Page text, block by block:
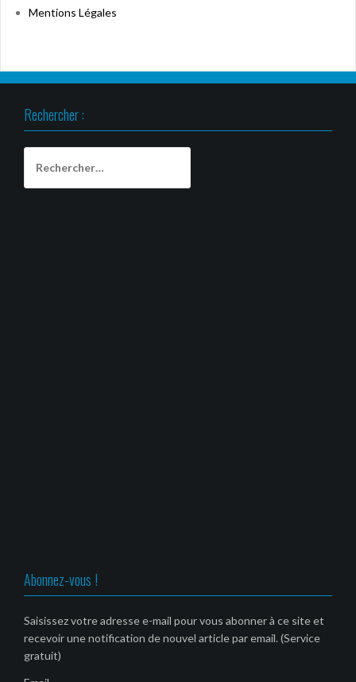
Mentions Légales
Rechercher :
Abonnez-vous !
Saisissez votre adresse e-mail pour vous abonner à ce site et
recevoir une notification de nouvel article par email. (Service
gratuit)